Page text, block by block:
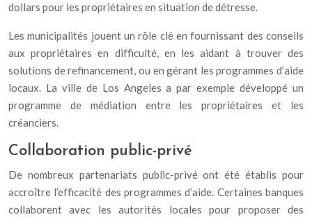
dollars pour les propriétaires en situation de détresse.
Les municipalités jouent un rôle clé en fournissant des conseils
aux propriétaires en difficulté, en les aidant à trouver des
solutions de refinancement, ou en gérant les programmes d’aide
locaux. La ville de Los Angeles a par exemple développé un
programme de médiation entre les propriétaires et les
créanciers.
Collaboration public-privé
De nombreux partenariats public-privé ont été établis pour
accroître l’efficacité des programmes d’aide. Certaines banques
collaborent avec les autorités locales pour proposer des